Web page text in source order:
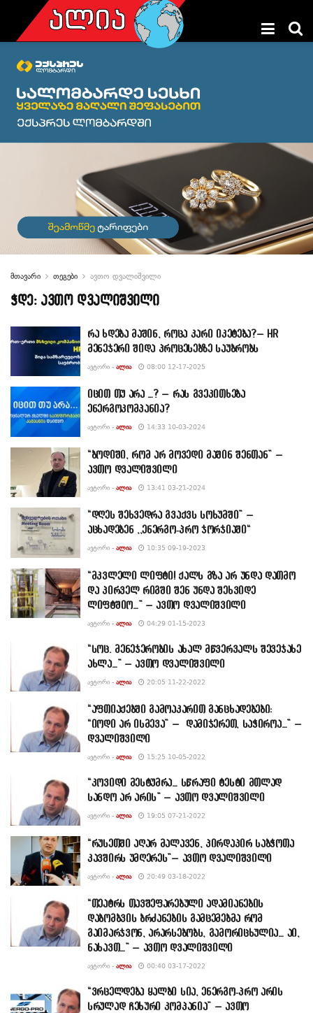
მთავარი თეგები ავთო დვალიშვილი
ჭდე: ავთო დვალიშვილი
რა ხდება მაშინ, როცა კარი იკეტება?– HR
მენეჯერი შიდა პროცესებზე საუბრობს
ᲐᲕᲢᲝᲠᲘ - ᲐᲚᲘᲐ 08:00 12-17-2025
იცით თუ არა …? – რას გვეკითხება
ენერგოკომპანია?
ᲐᲕᲢᲝᲠᲘ - ᲐᲚᲘᲐ 14:33 10-03-2024
“ბოდიში, რომ არ მოვედი მაშინ შენთან” –
ავთო დვალიშვილი
ᲐᲕᲢᲝᲠᲘ - ᲐᲚᲘᲐ 13:41 03-21-2024
“დღეს შეხვედრა გვაქვს სოხუმში” –
აცხადებენ ,,ენერგო-პრო ჯორჯიაში“
ᲐᲕᲢᲝᲠᲘ - ᲐᲚᲘᲐ 10:35 09-19-2023
“მკვლელი ლიფტი! ქალს გზა არ უნდა დათმო
და პირველ რიგში შენ უნდა შეხვიდე
ლიფტშიო…” – ავთო დვალიშვილი
ᲐᲕᲢᲝᲠᲘ - ᲐᲚᲘᲐ 04:29 01-15-2023
“სოც. მენეჯერობის ახალ მწვერვალს შევეჯახე
ახლა…” – ავთო დვალიშვილი
ᲐᲕᲢᲝᲠᲘ - ᲐᲚᲘᲐ 20:05 11-22-2022
“აფთიაქებში გამოაკარით განცხადებები:
“იოდი არ ისმევა” – დამიჯერეთ, საჭიროა…” –
დვალიშვილი
ᲐᲕᲢᲝᲠᲘ - ᲐᲚᲘᲐ 15:25 10-05-2022
“კოვიდი მესტუმრა… სწრაფი ტესტი მთლად
სანდო არ არის” – ავთო დვალიშვილი
ᲐᲕᲢᲝᲠᲘ - ᲐᲚᲘᲐ 19:05 07-21-2022
“რუსეთში აღარ მალავენ, პირდაპირ საბჭოთა
კავშირს უმღერეს”– ავთო დვალიშვილი
ᲐᲕᲢᲝᲠᲘ - ᲐᲚᲘᲐ 20:49 03-18-2022
“თეატრს თავშეფარებული ადამიანების
დაბომბვის ბრძანების გამცემებმა რომ
გაიმარჯვონ, არარსებობს, გამორიცხულია… აი,
ნახავთ…” – ავთო დვალიშვილი
ᲐᲕᲢᲝᲠᲘ - ᲐᲚᲘᲐ 00:40 03-17-2022
“ვრცელდება ყალბი სია, ენერგო-პრო არის
სრულად ჩეხური კომპანია” – ავთო